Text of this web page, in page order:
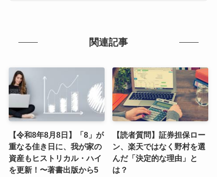
関連記事
【令和8年8月8日】「8」が
重なる佳き日に、我が家の
資産もヒストリカル・ハイ
を更新！〜著書出版から5
【読者質問】証券担保ロー
ン、楽天ではなく野村を選
んだ「決定的な理由」と
は？